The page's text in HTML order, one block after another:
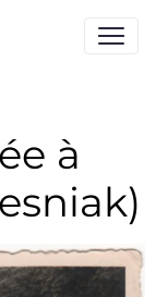
à